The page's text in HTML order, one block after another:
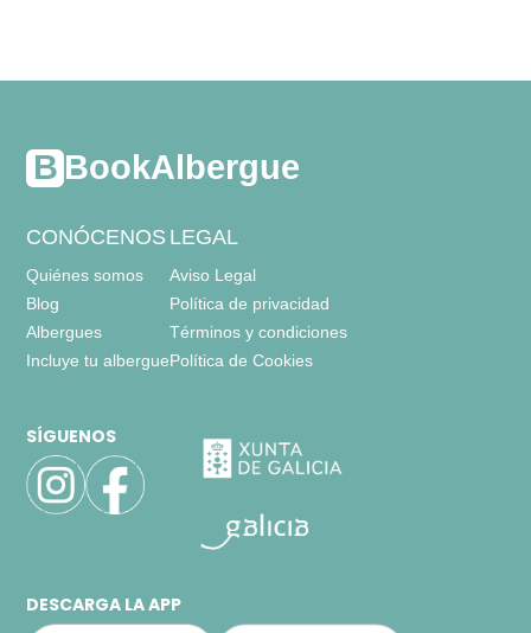
BookAlbergue
CONÓCENOS
Quiénes somos
Blog
Albergues
Incluye tu albergue
LEGAL
Aviso Legal
Política de privacidad
Términos y condiciones
Política de Cookies
SÍGUENOS
DESCARGA LA APP